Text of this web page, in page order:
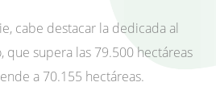
cabe destacar la dedicada al
supera las 79.500 hectáreas
a 70.155 hectáreas.